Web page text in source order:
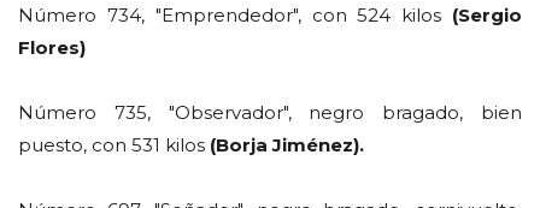
Número 734, "Emprendedor", con 524 kilos (Sergio
Flores)
Número 735, "Observador", negro bragado, bien
puesto, con 531 kilos (Borja Jiménez).